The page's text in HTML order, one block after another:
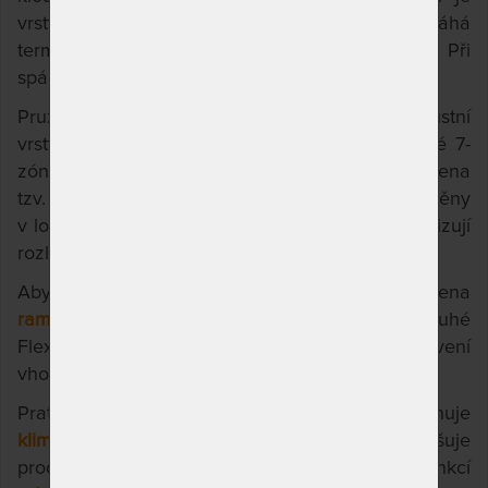
vrstva pružné studené pěny, která napomáhá
termoregulaci a zajišťuje odrazovou pružnost. Při
spánku se tedy budete snadno otáčet.
Pružná a pevná
v robustní
vrstvě zajišťuje přirozenou tuhost a stabilitu celé 7-
zónové konstrukce. Tato strana matrace je vybavena
tzv.
. Je to spůsob přerezání pěny
v ložní ploše na části ve tvaru kostek. Ty optimalizují
rozložení tlaku a zamezují přeležení.
Aby vás ráno neboleli ramena, je matrace opatřena
ramenními kolébkami
v podobě otvorů v tuhé
Flexifoam pěně. Obzvlášť vhodné je toto vybavení
vhodné pro spáče, kteří rádi spí na boku.
Pratelný na 60 °C, 2-dílný potah Wellness obsahuje
klimatizační vrstvu dutého vlákna
která zvyšuje
prodyšnost, izoluje a omezuje pocení. S funkcí